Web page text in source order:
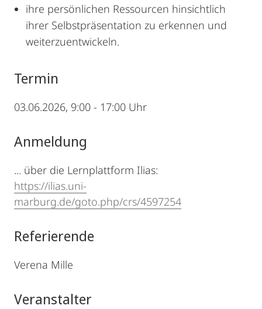
ihre persönlichen Ressourcen hinsichtlich
ihrer Selbstpräsentation zu erkennen und
weiterzuentwickeln.
Termin
03.06.2026, 9:00 - 17:00 Uhr
Anmeldung
... über die Lernplattform Ilias:
https://ilias.uni-
marburg.de/goto.php/crs/4597254
Referierende
Verena Mille
Veranstalter